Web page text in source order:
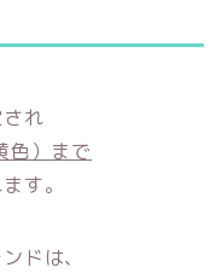
れ
色）まで
す。
ドは、